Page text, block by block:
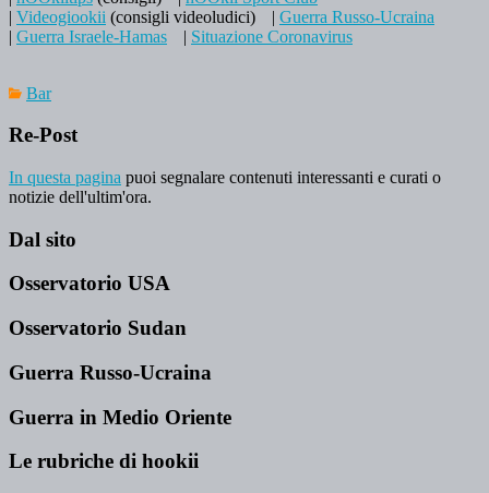
| Videogiookii (consigli videoludici) | Guerra Russo-Ucraina
| Guerra Israele-Hamas | Situazione Coronavirus
Bar
Re-Post
In questa pagina puoi segnalare contenuti interessanti e curati o
notizie dell'ultim'ora.
Dal sito
Osservatorio USA
Osservatorio Sudan
Guerra Russo-Ucraina
Guerra in Medio Oriente
Le rubriche di hookii